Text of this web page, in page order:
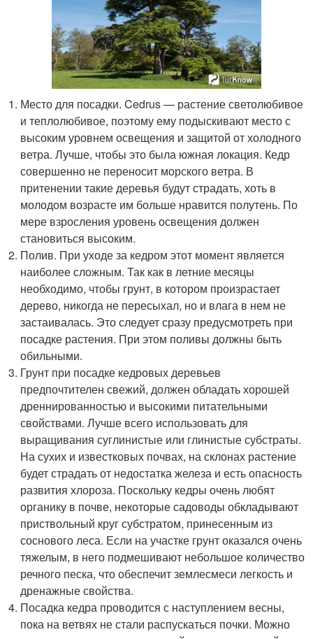
Место для посадки. Cedrus — растение светолюбивое
и теплолюбивое, поэтому ему подыскивают место с
высоким уровнем освещения и защитой от холодного
ветра. Лучше, чтобы это была южная локация. Кедр
совершенно не переносит морского ветра. В
притенении такие деревья будут страдать, хоть в
молодом возрасте им больше нравится полутень. По
мере взросления уровень освещения должен
становиться высоким.
Полив. При уходе за кедром этот момент является
наиболее сложным. Так как в летние месяцы
необходимо, чтобы грунт, в котором произрастает
дерево, никогда не пересыхал, но и влага в нем не
застаивалась. Это следует сразу предусмотреть при
посадке растения. При этом поливы должны быть
обильными.
Грунт при посадке кедровых деревьев
предпочтителен свежий, должен обладать хорошей
дреннированностью и высокими питательными
свойствами. Лучше всего использовать для
выращивания суглинистые или глинистые субстраты.
На сухих и известковых почвах, на склонах растение
будет страдать от недостатка железа и есть опасность
развития хлороза. Поскольку кедры очень любят
органику в почве, некоторые садоводы обкладывают
приствольный круг субстратом, принесенным из
соснового леса. Если на участке грунт оказался очень
тяжелым, в него подмешивают небольшое количество
речного песка, что обеспечит землесмеси легкость и
дренажные свойства.
Посадка кедра проводится с наступлением весны,
пока на ветвях не стали распускаться почки. Можно